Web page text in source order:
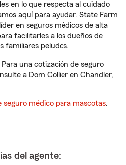
en lo que respecta al cuidado
aquí para ayudar. State Farm
en seguros médicos de alta
facilitarles a los dueños de
familiares peludos.
una cotización de seguro
a Dom Collier en Chandler,
seguro médico para mascotas.
del agente: